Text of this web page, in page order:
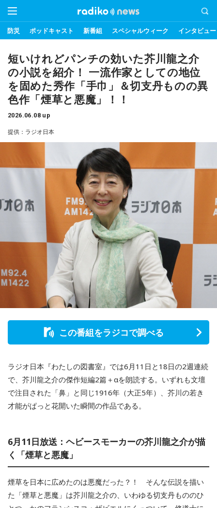
防災 ポッドキャスト 新番組 スペシャルウィーク インタビュー
短いけれどパンチの効いた芥川龍之介
の小説を紹介！ 一流作家としての地位
を固めた秀作「手巾」＆切支丹ものの異
色作「煙草と悪魔」！！
2026.06.08 up
提供：ラジオ日本
この番組をラジコで調べる
ラジオ日本『わたしの図書室』では6月11日と18日の2週連続
で、芥川龍之介の傑作短編2篇＋αを朗読する。いずれも文壇
で注目された「鼻」と同じ1916年（大正5年）、芥川の若き
才能がぱっと花開いた瞬間の作品である。
6月11日放送：ヘビースモーカーの芥川龍之介が描
く「煙草と悪魔」
煙草を日本に広めたのは悪魔だった？！ そんな伝説を描い
た「煙草と悪魔」は芥川龍之介の、いわゆる切支丹もののひ